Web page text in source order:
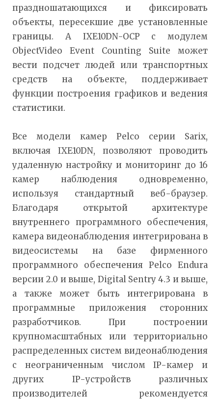
праздношатающихся и фиксировать
объекты, пересекшие две установленные
границы. А IXE10DN-OСР с модулем
ObjectVideo Event Counting Suite может
вести подсчет людей или транспортных
средств на объекте, поддерживает
функции построения графиков и ведения
статистики.
Все модели камер Pelco серии Sarix,
включая IXE10DN, позволяют проводить
удаленную настройку и мониторинг до 16
камер наблюдения одновременно,
используя стандартный веб-браузер.
Благодаря открытой архитектуре
внутреннего программного обеспечения,
камера видеонаблюдения интегрирована в
видеосистемы на базе фирменного
программного обеспечения Pelco Endura
версии 2.0 и выше, Digital Sentry 4.3 и выше,
а также может быть интегрирована в
программные приложения сторонних
разработчиков. При построении
крупномасштабных или территориально
распределенных систем видеонаблюдения
с неограниченным числом IP-камер и
других IP-устройств различных
производителей рекомендуется